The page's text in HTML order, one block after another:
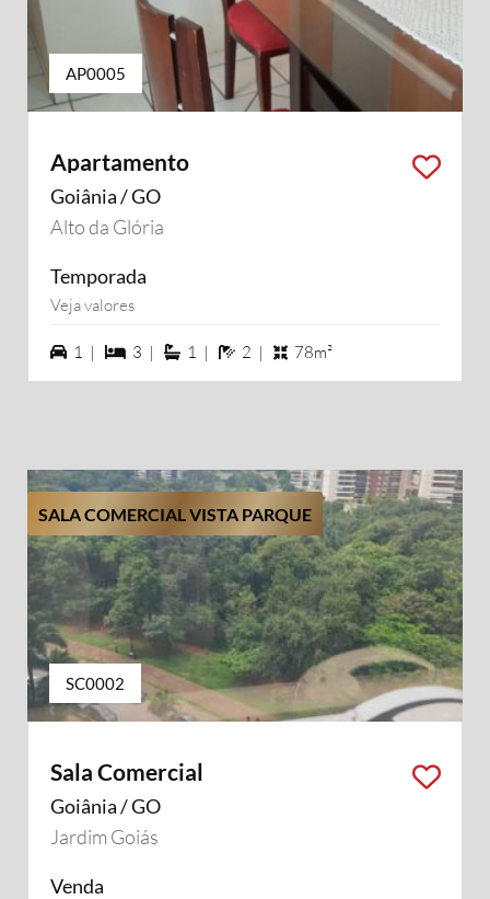
AP0005
Apartamento
Goiânia / GO
Alto da Glória
Temporada
Veja valores
1 vagas na garagem
1 | 3 dormiórios
3 | 1 suítes
1 | 2 banheiros
2 | 78m²
SALA COMERCIAL VISTA PARQUE
SC0002
Sala Comercial
Goiânia / GO
Jardim Goiás
Venda